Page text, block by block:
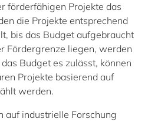
förderfähigen Projekte das
die Projekte entsprechend
bis das Budget aufgebraucht
Fördergrenze liegen, werden
Budget es zulässt, können
Projekte basierend auf
werden.
auf industrielle Forschung